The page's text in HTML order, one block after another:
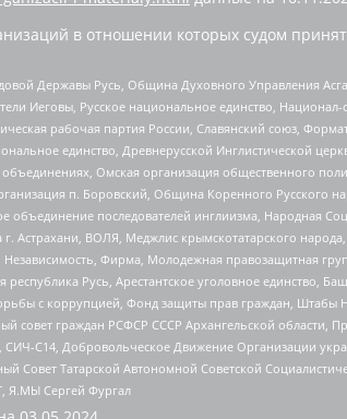
в отношении которых судом
Державы Русь, Община Духовного Управления
Иеговы, Русское национальное единство,
рабочая партия России, Славянский союз,
единство, Древнерусской Инглистической
Омская организация общественного
п. Боровский, Община Коренного Русского
последователей инглиизма, Народная
ВОЛЯ, Меджлис крымскотатарского
Фирма, Молодежная правозащитная
республика Русь, Арестантское уголовное
с коррупцией, Фонд защиты прав граждан, Штабы
совет граждан РСФСР СССР Архангельской области,
С14, Добровольческое Движение Организации
Татарской Автономной Советской
Я.МЫ Сергей Фургал